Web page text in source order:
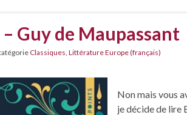
Guy de Maupassant
Classiques, Littérature Europe (français)
Non mais vous
je décide de lire